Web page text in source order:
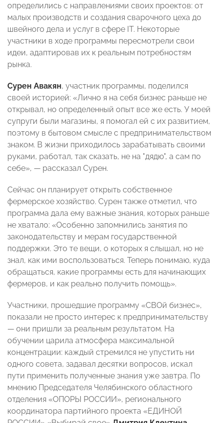
определились с направлениями своих проектов: от
малых производств и создания сварочного цеха до
швейного дела и услуг в сфере IT. Некоторые
участники в ходе программы пересмотрели свои
идеи, адаптировав их к реальным потребностям
рынка.
Сурен Авакян, участник программы, поделился
своей историей: «Лично я на себя бизнес раньше не
открывал, но определенный опыт все же есть. У моей
супруги были магазины, я помогал ей с их развитием,
поэтому в бытовом смысле с предпринимательством
знаком. В жизни приходилось зарабатывать своими
руками, работал, так сказать, не на "дядю", а сам по
себе», — рассказал Сурен.
Сейчас он планирует открыть собственное
фермерское хозяйство. Сурен также отметил, что
программа дала ему важные знания, которых раньше
не хватало: «Особенно запомнились занятия по
законодательству и мерам государственной
поддержки. Это те вещи, о которых я слышал, но не
знал, как ими воспользоваться. Теперь понимаю, куда
обращаться, какие программы есть для начинающих
фермеров, и как реально получить помощь».
Участники, прошедшие программу «СВОй бизнес»,
показали не просто интерес к предпринимательству
— они пришли за реальным результатом. На
обучении царила атмосфера максимальной
концентрации: каждый стремился не упустить ни
одного совета, задавал десятки вопросов, искал
пути применить полученные знания уже завтра. По
мнению Председателя Челябинского областного
отделения «ОПОРЫ РОССИИ», регионального
координатора партийного проекта «ЕДИНОЙ